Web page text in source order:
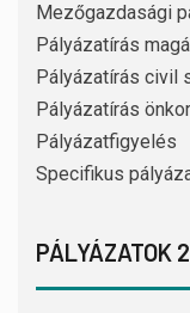
Mezőgazdasági
Pályázatírás
Pályázatírás civil
Pályázatírás
Pályázatfigyelés
Specifikus
PÁLYÁZATOK